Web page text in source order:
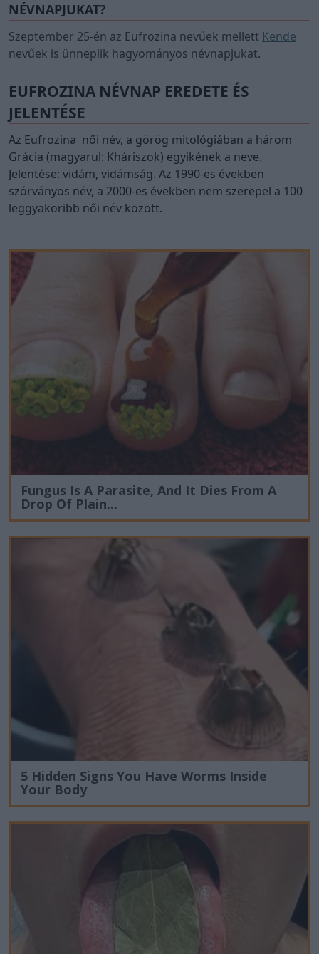
NÉVNAPJUKAT?
Szeptember 25-én az Eufrozina nevűek mellett Kende
nevűek is ünneplik hagyományos névnapjukat.
EUFROZINA NÉVNAP EREDETE ÉS
JELENTÉSE
Az Eufrozina női név, a görög mitológiában a három
Grácia (magyarul: Kháriszok) egyikének a neve.
Jelentése: vidám, vidámság. Az 1990-es években
szórványos név, a 2000-es években nem szerepel a 100
leggyakoribb női név között.
Fungus Is A Parasite, And It Dies From A
Drop Of Plain...
5 Hidden Signs You Have Worms Inside
Your Body